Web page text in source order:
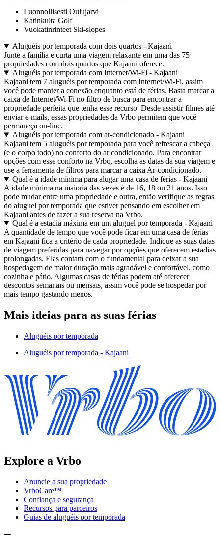
Luonnollisesti Oulujarvi
Katinkulta Golf
Vuokatinrinteet Ski-slopes
Aluguéis por temporada com dois quartos - Kajaani
Junte a família e curta uma viagem relaxante em uma das 75
propriedades com dois quartos que Kajaani oferece.
Aluguéis por temporada com Internet/Wi-Fi - Kajaani
Kajaani tem 7 aluguéis por temporada com Internet/Wi-Fi, assim
você pode manter a conexão enquanto está de férias. Basta marcar a
caixa de Internet/Wi-Fi no filtro de busca para encontrar a
propriedade perfeita que tenha esse recurso. Desde assistir filmes até
enviar e-mails, essas propriedades da Vrbo permitem que você
permaneça on-line.
Aluguéis por temporada com ar-condicionado - Kajaani
Kajaani tem 5 aluguéis por temporada para você refrescar a cabeça
(e o corpo todo) no conforto do ar condicionado. Para encontrar
opções com esse conforto na Vrbo, escolha as datas da sua viagem e
use a ferramenta de filtros para marcar a caixa Ar-condicionado.
Qual é a idade mínima para alugar uma casa de férias - Kajaani
A idade mínima na maioria das vezes é de 16, 18 ou 21 anos. Isso
pode mudar entre uma propriedade e outra, então verifique as regras
do aluguel por temporada que estiver pensando em escolher em
Kajaani antes de fazer a sua reserva na Vrbo.
Qual é a estadia máxima em um aluguel por temporada - Kajaani
A quantidade de tempo que você pode ficar em uma casa de férias
em Kajaani fica a critério de cada propriedade. Indique as suas datas
de viagem preferidas para navegar por opções que oferecem estadias
prolongadas. Elas contam com o fundamental para deixar a sua
hospedagem de maior duração mais agradável e confortável, como
cozinha e pátio. Algumas casas de férias podem até oferecer
descontos semanais ou mensais, assim você pode se hospedar por
mais tempo gastando menos.
Mais ideias para as suas férias
Aluguéis por temporada
Aluguéis por temporada - Kajaani
Explore a Vrbo
Anuncie a sua propriedade
VrboCare™
Confiança e segurança
Recursos para parceiros
Guias de aluguéis por temporada